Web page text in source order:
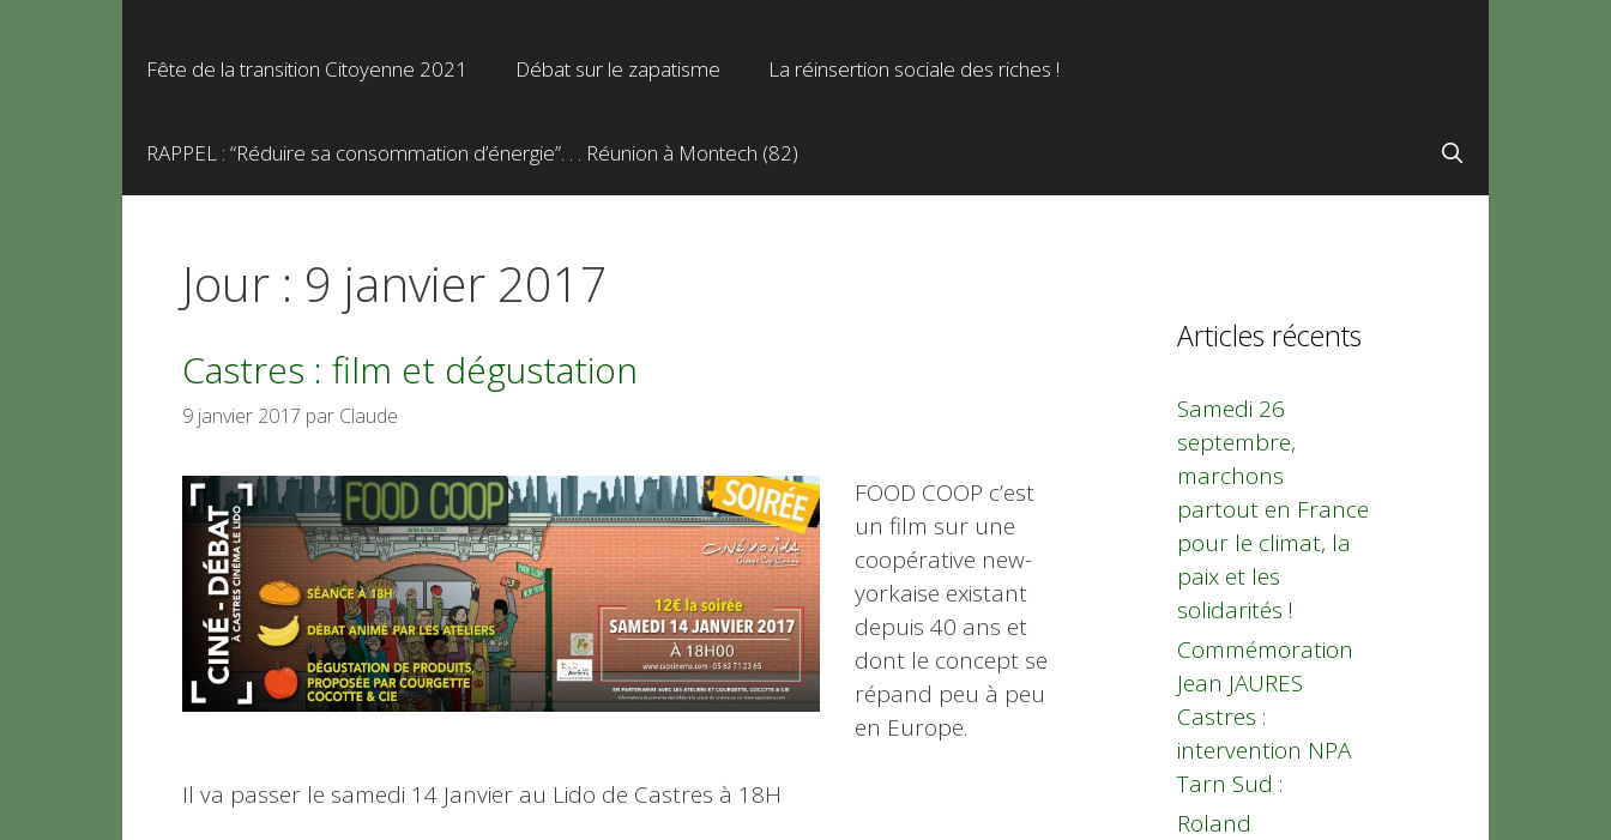
Fête de la transition Citoyenne 2021 Débat sur le zapatisme La réinsertion sociale des riches !
RAPPEL : “Réduire sa consommation d’énergie”. . . Réunion à Montech (82)
Jour : 9 janvier 2017
Castres : film et dégustation
9 janvier 2017 par Claude
FOOD COOP c’est
un film sur une
coopérative new-
yorkaise existant
depuis 40 ans et
dont le concept se
répand peu à peu
en Europe.
Il va passer le samedi 14 Janvier au Lido de Castres à 18H
Articles récents
Samedi 26
septembre,
marchons
partout en France
pour le climat, la
paix et les
solidarités !
Commémoration
Jean JAURES
Castres :
intervention NPA
Tarn Sud :
Roland